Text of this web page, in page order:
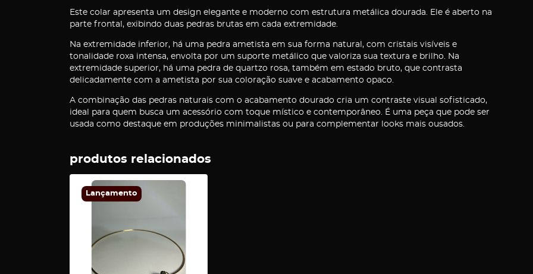
Este colar apresenta um design elegante e moderno com estrutura metálica dourada. Ele é aberto na
parte frontal, exibindo duas pedras brutas em cada extremidade.
Na extremidade inferior, há uma pedra ametista em sua forma natural, com cristais visíveis e
tonalidade roxa intensa, envolta por um suporte metálico que valoriza sua textura e brilho. Na
extremidade superior, há uma pedra de quartzo rosa, também em estado bruto, que contrasta
delicadamente com a ametista por sua coloração suave e acabamento opaco.
A combinação das pedras naturais com o acabamento dourado cria um contraste visual sofisticado,
ideal para quem busca um acessório com toque místico e contemporâneo. É uma peça que pode ser
usada como destaque em produções minimalistas ou para complementar looks mais ousados.
produtos relacionados
Lançamento